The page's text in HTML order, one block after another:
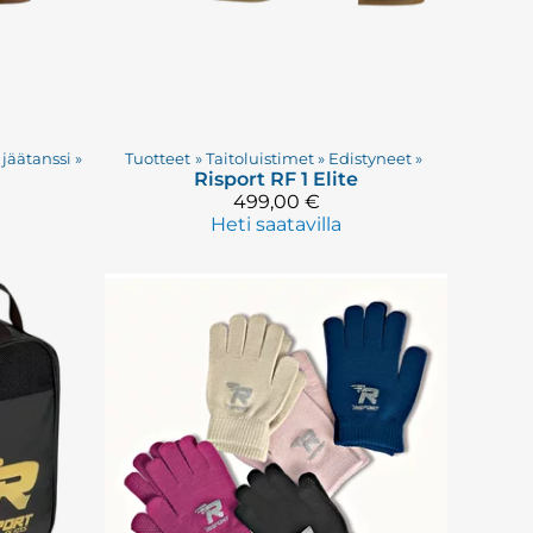
‪» Tuotteet ‪» Taitoluistimet‪» Edistyneet ‪»
Risport RF 1 Elite
499,00 €
Heti saatavilla